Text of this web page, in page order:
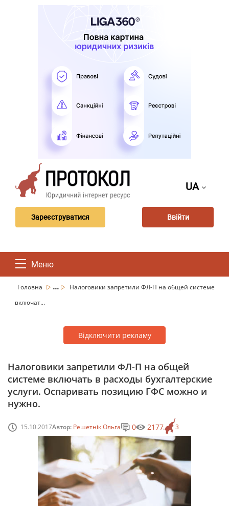
UA
Зареєструватися Ввійти
Меню
Головна ...
Налоговики запретили ФЛ-П на общей системе
включат...
Відключити рекламу
Налоговики запретили ФЛ-П на общей
системе включать в расходы бухгалтерские
услуги. Оспаривать позицию ГФС можно и
нужно.
15.10.2017Автор: Решетнік Ольга 3
0 2177